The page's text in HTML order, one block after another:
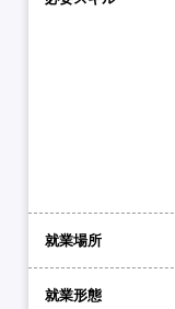
就業場所
就業形態